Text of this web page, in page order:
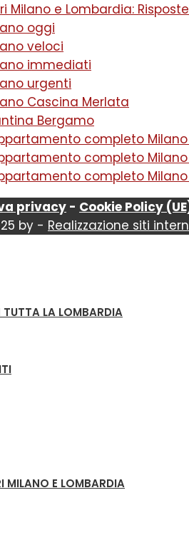
Milano e Lombardia:
oggi
veloci
immediati
urgenti
Cascina Merlata
Bergamo
completo
completo
completo
privacy - Cookie Policy
by - Realizzazione siti
LA LOMBARDIA
MILANO E LOMBARDIA